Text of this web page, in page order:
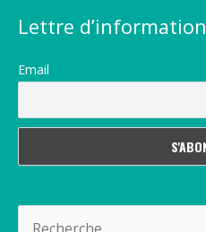
Lettre d’information
Email